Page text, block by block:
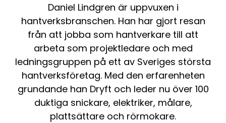
Daniel Lindgren är uppvuxen i
hantverksbranschen. Han har gjort resan
från att jobba som hantverkare till att
arbeta som projektledare och med
ledningsgruppen på ett av Sveriges största
hantverksföretag. Med den erfarenheten
grundande han Dryft och leder nu över 100
duktiga snickare, elektriker, målare,
plattsättare och rörmokare.